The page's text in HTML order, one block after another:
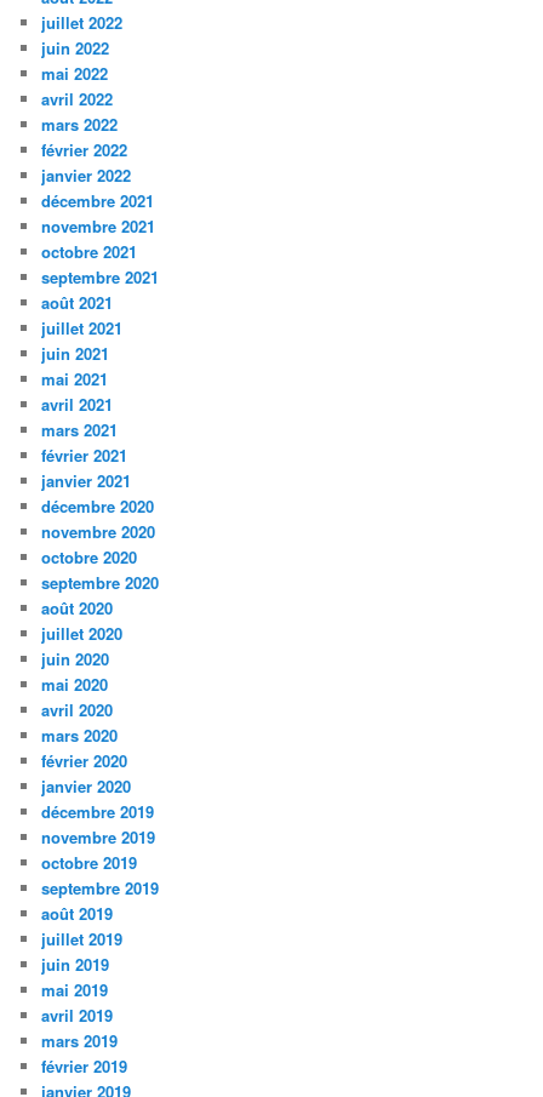
juillet 2022
juin 2022
mai 2022
avril 2022
mars 2022
février 2022
janvier 2022
décembre 2021
novembre 2021
octobre 2021
septembre 2021
août 2021
juillet 2021
juin 2021
mai 2021
avril 2021
mars 2021
février 2021
janvier 2021
décembre 2020
novembre 2020
octobre 2020
septembre 2020
août 2020
juillet 2020
juin 2020
mai 2020
avril 2020
mars 2020
février 2020
janvier 2020
décembre 2019
novembre 2019
octobre 2019
septembre 2019
août 2019
juillet 2019
juin 2019
mai 2019
avril 2019
mars 2019
février 2019
janvier 2019